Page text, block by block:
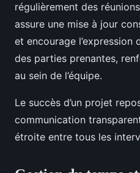
régulièrement des
assure une mise à jour
et encourage l’expression
des parties prenantes,
au sein de l’équipe.
Le succès d’un projet
communication
étroite entre tous les